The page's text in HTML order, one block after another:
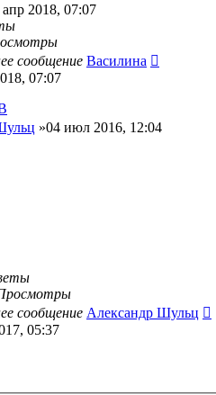
апр 2018, 07:07
сообщение Василина
07:07
»04 июл 2016, 12:04
сообщение Александр Шульц
05:37